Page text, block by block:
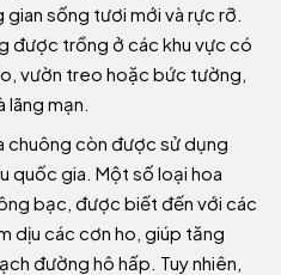
sống tươi mới và rực rỡ.
được trồng ở các khu vực có
vườn treo hoặc bức tường,
mạn.
chuông còn được sử dụng
quốc gia. Một số loại hoa
bạc, được biết đến với các
dịu các cơn ho, giúp tăng
đường hô hấp. Tuy nhiên,